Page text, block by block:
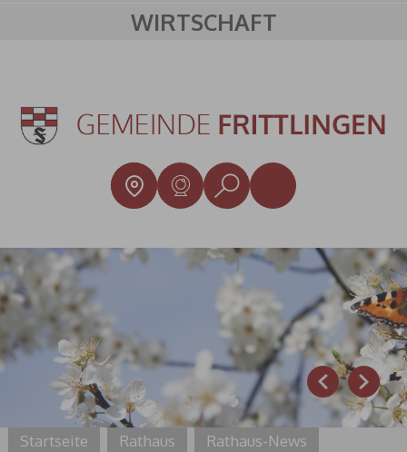
WIRTSCHAFT
Prev Next
Startseite Rathaus Rathaus-News